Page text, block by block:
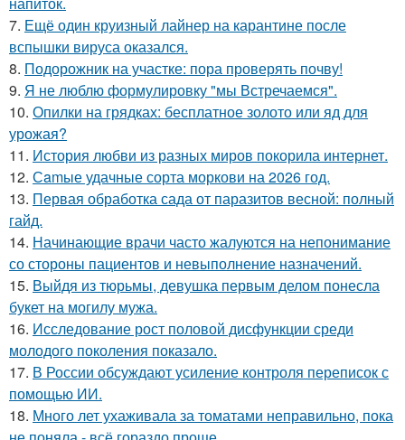
7. Ещё один круизный лайнер на карантине после
вспышки вируса оказался.
8. Подорожник на участке: пора проверять почву!
9. Я не люблю формулировку "мы Встречаемся".
10. Опилки на грядках: бесплатное золото или яд для
урожая?
11. История любви из разных миров покорила интернет.
12. Сamые удачные сорта моркови на 2026 год.
13. Первая обработка сада от паразитов весной: полный
гайд.
14. Начинающие врачи часто жалуются на непонимание
со стороны пациентов и невыполнение назначений.
15. Выйдя из тюрьмы, девушка первым делом понесла
букет на могилу мужа.
16. Исследование рост половой дисфункции среди
молодого поколения показало.
17. В России обсуждают усиление контроля переписок с
помощью ИИ.
18. Много лет ухаживала за томатами неправильно, пока